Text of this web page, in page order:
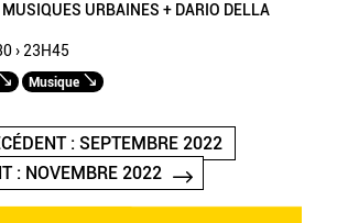
URBAINES + DARIO DELLA
› 23H45
Musique
: SEPTEMBRE 2022
: NOVEMBRE 2022